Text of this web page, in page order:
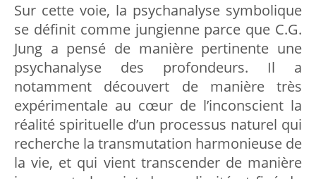
Sur cette voie, la psychanalyse symbolique
se définit comme jungienne parce que C.G.
Jung a pensé de manière pertinente une
psychanalyse des profondeurs. Il a
notamment découvert de manière très
expérimentale au cœur de l’inconscient la
réalité spirituelle d’un processus naturel qui
recherche la transmutation harmonieuse de
la vie, et qui vient transcender de manière